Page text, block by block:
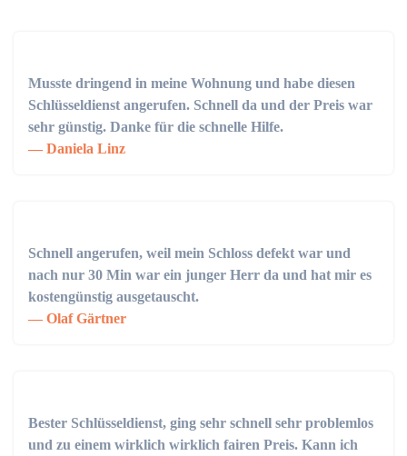
Musste dringend in meine Wohnung und habe diesen
Schlüsseldienst angerufen. Schnell da und der Preis war
sehr günstig. Danke für die schnelle Hilfe.
Daniela Linz
Schnell angerufen, weil mein Schloss defekt war und
nach nur 30 Min war ein junger Herr da und hat mir es
kostengünstig ausgetauscht.
Olaf Gärtner
Bester Schlüsseldienst, ging sehr schnell sehr problemlos
und zu einem wirklich wirklich fairen Preis. Kann ich